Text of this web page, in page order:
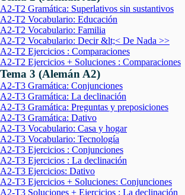
A2-T2 Gramática: Superlativos sin sustantivos
A2-T2 Vocabulario: Educación
A2-T2 Vocabulario: Familia
A2-T2 Vocabulario: Decir &lt;< De Nada >>
A2-T2 Ejercicios : Comparaciones
A2-T2 Ejercicios + Soluciones : Comparaciones
Tema 3 (Alemán A2)
A2-T3 Gramática: Conjunciones
A2-T3 Gramática: La declinación
A2-T3 Gramática: Preguntas y preposiciones
A2-T3 Gramática: Dativo
A2-T3 Vocabulario: Casa y hogar
A2-T3 Vocabulario: Tecnología
A2-T3 Ejercicios : Conjunciones
A2-T3 Ejercicios : La declinación
A2-T3 Ejercicios: Dativo
A2-T3 Ejercicios + Soluciones: Conjunciones
A2-T3 Soluciones + Ejercicios : La declinación